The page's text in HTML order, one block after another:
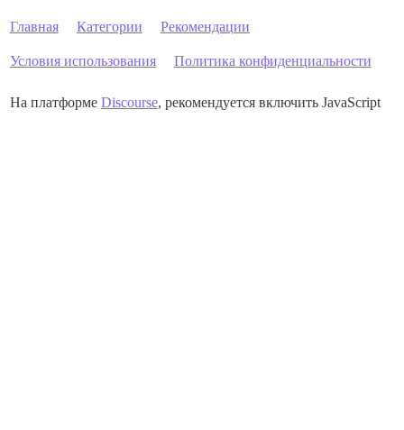
Главная Категории Рекомендации
Условия использования Политика конфиденциальности
На платформе Discourse, рекомендуется включить JavaScript